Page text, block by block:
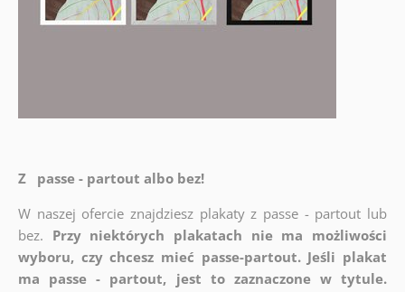
Z passe - partout albo bez!
W naszej ofercie znajdziesz plakaty z passe - partout lub
bez. Przy niektórych plakatach nie ma możliwości
wyboru, czy chcesz mieć passe-partout. Jeśli plakat
ma passe - partout, jest to zaznaczone w tytule.